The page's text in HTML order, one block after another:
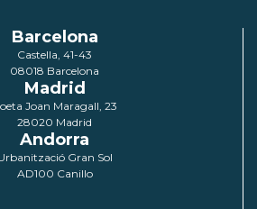
Barcelona
Castella, 41-43
08018 Barcelona
Madrid
Joan Maragall, 23
28020 Madrid
Andorra
Gran Sol
AD100 Canillo